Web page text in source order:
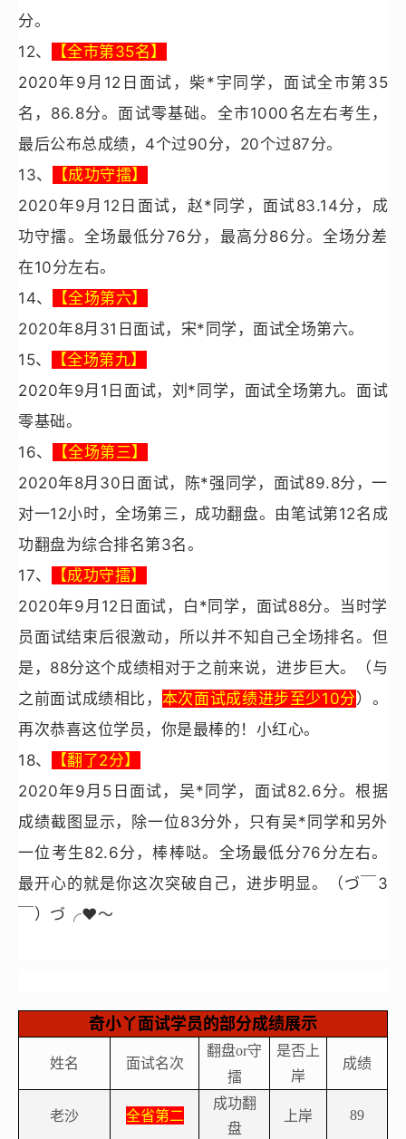
分。
12、
【全市第35名】
2020年9月12日面试，柴*宇同学，面试全市第35
名，86.8分。面试零基础。全市1000名左右考生，
最后公布总成绩，4个过90分，20个过87分。
13、
【成功守擂】
2020年9月12日面试，赵*同学，面试83.14分，成
功守擂。全场最低分76分，最高分86分。全场分差
在10分左右。
14、
【全场第六】
2020年8月31日面试，宋*同学，面试全场第六。
15、
【全场第九】
2020年9月1日面试，刘*同学，面试全场第九。面试
零基础。
16、
【全场第三】
2020年8月30日面试，陈*强同学，面试89.8分，一
对一12小时，全场第三，成功翻盘。由笔试第12名成
功翻盘为综合排名第3名。
17、
【成功守擂】
2020年9月12日面试，白*同学，面试88分。当时学
员面试结束后很激动，所以并不知自己全场排名。但
是，88分这个成绩相对于之前来说，进步巨大。（与
之前面试成绩相比， 本次面试成绩进步至少10分）。
再次恭喜这位学员，你是最棒的！小红心。
18、
【翻了2分】
2020年9月5日面试，吴*同学，面试82.6分。根据
成绩截图显示，除一位83分外，只有吴*同学和另外
一位考生82.6分，棒棒哒。全场最低分76分左右。
最开心的就是你这次突破自己，进步明显。（づ￣3
￣）づ╭❤～
奇小丫面试学员的部分成绩展示
姓名 面试名次
翻盘or守
擂
是否上
岸
成绩
老沙 全省第二
成功翻
盘
上岸 89